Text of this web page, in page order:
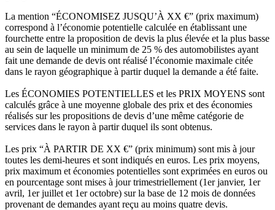
La mention “ÉCONOMISEZ JUSQU’À XX €” (prix maximum)
correspond à l’économie potentielle calculée en établissant une
fourchette entre la proposition de devis la plus élevée et la plus basse
au sein de laquelle un minimum de 25 % des automobilistes ayant
fait une demande de devis ont réalisé l’économie maximale citée
dans le rayon géographique à partir duquel la demande a été faite.
Les ÉCONOMIES POTENTIELLES et les PRIX MOYENS sont
calculés grâce à une moyenne globale des prix et des économies
réalisés sur les propositions de devis d’une même catégorie de
services dans le rayon à partir duquel ils sont obtenus.
Les prix “À PARTIR DE XX €” (prix minimum) sont mis à jour
toutes les demi-heures et sont indiqués en euros. Les prix moyens,
prix maximum et économies potentielles sont exprimées en euros ou
en pourcentage sont mises à jour trimestriellement (1er janvier, 1er
avril, 1er juillet et 1er octobre) sur la base de 12 mois de données
provenant de demandes ayant reçu au moins quatre devis.